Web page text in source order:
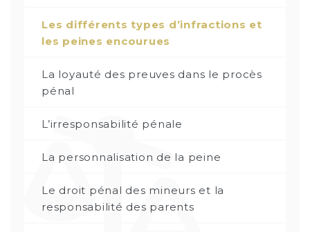
Les différents types d’infractions et
les peines encourues
La loyauté des preuves dans le procès
pénal
L’irresponsabilité pénale
La personnalisation de la peine
Le droit pénal des mineurs et la
responsabilité des parents